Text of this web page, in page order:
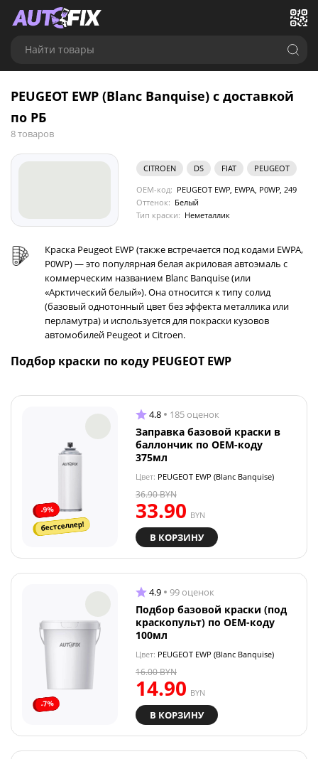
Найти товары
PEUGEOT EWP (Blanc Banquise) с доставкой
по РБ
8 товаров
CITROEN DS FIAT
PEUGEOT
OEM-код: PEUGEOT EWP, EWPA, P0WP, 249
Оттенок: Белый
Тип краски: Неметаллик
Краска Peugeot EWP (также встречается под кодами EWPA,
P0WP) — это популярная белая акриловая автоэмаль с
коммерческим названием Blanc Banquise (или
«Арктический белый»). Она относится к типу солид
(базовый однотонный цвет без эффекта металлика или
перламутра) и используется для покраски кузовов
автомобилей Peugeot и Citroen.
Подбор краски по коду PEUGEOT EWP
-9%
бестселлер!
4.8 185 оценок
Заправка базовой краски в
баллончик по OEM-коду
375мл
Цвет: PEUGEOT EWP (Blanc Banquise)
33.90 BYN
36.90BYN
В КОРЗИНУ
-7%
4.9 99 оценок
Подбор базовой краски (под
краскопульт) по OEM-коду
100мл
Цвет: PEUGEOT EWP (Blanc Banquise)
14.90 BYN
16.00BYN
В КОРЗИНУ